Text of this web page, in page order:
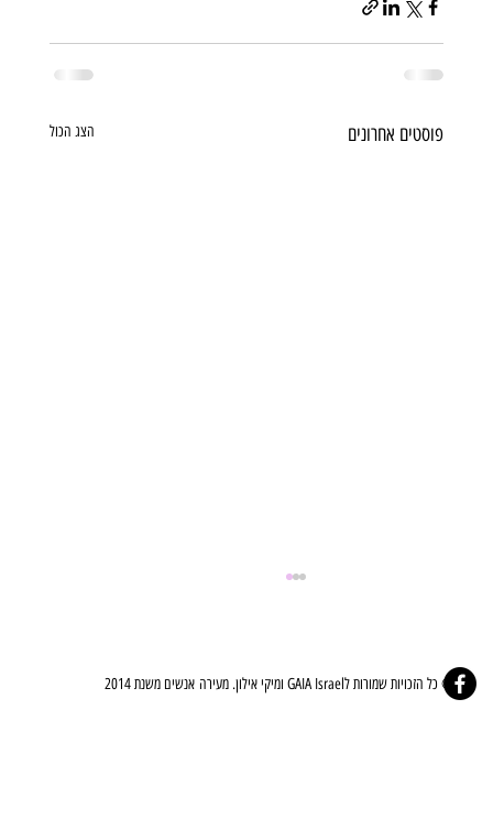
פוסטים אחרונים הצג הכול
© כל הזכויות שמורות לGAIA Israel ומיקי אילון. מעירה אנשים משנת 2014